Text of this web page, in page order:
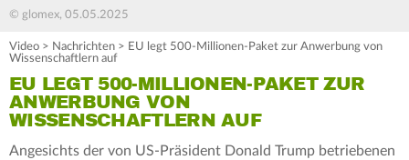
© glomex, 05.05.2025
Video > Nachrichten > EU legt 500-Millionen-Paket zur Anwerbung von
Wissenschaftlern auf
EU LEGT 500-MILLIONEN-PAKET ZUR
ANWERBUNG VON
WISSENSCHAFTLERN AUF
Angesichts der von US-Präsident Donald Trump betriebenen